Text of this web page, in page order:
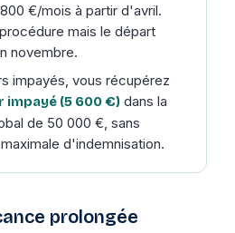
€/mois à partir d'avril.
mais le départ
novembre.
impayés, vous récupérez
impayé (5 600 €) dans la
de 50 000 €, sans
d'indemnisation.
prolongée